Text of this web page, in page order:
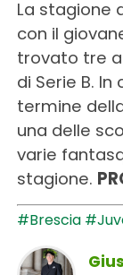
La stagione
con il
trovato tre
di Serie B.
termine
una delle
varie
stagione.
#Brescia